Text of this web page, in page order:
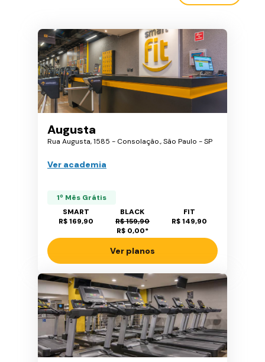
Augusta
Rua Augusta, 1585 - Consolação., São Paulo - SP
Ver academia
1º Mês Grátis
SMART
R$ 169,90
BLACK
R$ 159,90
R$ 0,00*
FIT
R$ 149,90
Ver planos